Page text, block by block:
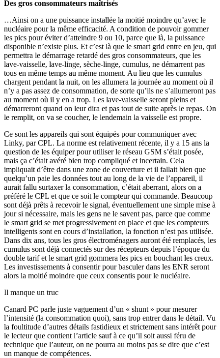
Des gros consommateurs maîtrisés
…Ainsi on a une puissance installée la moitié moindre qu’avec le
nucléaire pour la même efficacité. A condition de pouvoir gommer
les pics pour éviter d’atteindre 9 ou 10, parce que là, la puissance
disponible n’existe plus. Et c’est là que le smart grid entre en jeu, qui
permettra le démarrage retardé des gros consommateurs, que les
lave-vaisselle, lave-linge, sèche-linge, cumulus, ne démarrent pas
tous en même temps au même moment. Au lieu que les cumulus
chargent pendant la nuit, on les allumera la journée au moment où il
n’y a pas assez de consommation, de sorte qu’ils ne s’allumeront pas
au moment où il y en a trop. Les lave-vaisselle seront pleins et
démarreront quand on leur dira et pas tout de suite après le repas. On
le remplit, on va se coucher, le lendemain la vaisselle est propre.
Ce sont les appareils qui sont équipés pour communiquer avec
Linky, par CPL. La norme est relativement récente, il y a 15 ans la
question de les équiper pour utiliser le réseau GSM s’était posée,
mais ça c’était avéré bien trop compliqué et incertain. Cela
impliquait d’être dans une zone de couverture et il fallait bien que
quelqu’un paie les données tout au long de la vie de l’appareil, il
aurait fallu surtaxer la consommation, c’était aberrant, alors on a
préféré le CPL et que ce soit le compteur qui commande. Beaucoup
sont déjà prêts à recevoir le signal, éventuellement une simple mise à
jour si nécessaire, mais les gens ne le savent pas, parce que comme
le smart grid se met progressivement en place et que les compteurs
intelligents sont en cours d’installation, la fonction n’est pas utilisée.
Dans dix ans, tous les gros électroménagers auront été remplacés, les
cumulus sont déjà connectés sur des récepteurs depuis l’époque du
double tarif et le smart grid gommera les pics en bouchant les creux.
Les investissements à consentir pour basculer dans les ENR seront
alors la moitié moindre que ceux consentis pour le nucléaire.
Il manque un truc
Canard PC parle juste vaguement d’un « shunt » pour mesurer
l’intensité (la consommation quoi), sans trop entrer dans le détail. Vu
la foultitude d’autres détails fastidieux et strictement sans intérêt pour
le lecteur que contient l’article sauf à ce qu’il soit aussi féru de
technique que l’auteur, on ne pourra au moins pas se dire que c’est
un manque de compétences.